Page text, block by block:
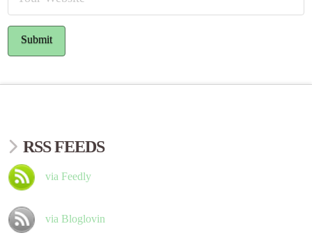
RSS FEEDS
via Feedly
via Bloglovin